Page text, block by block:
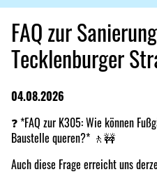
FAQ zur
Tecklenburger
04.08.2026
❓ *FAQ zur K305: Wie können
Baustelle queren?* 🚶🚧
Auch diese Frage erreicht uns